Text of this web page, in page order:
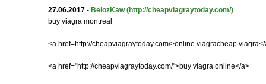
27.06.2017 - BelozKaw (http://cheapviagraytoday.com/)
buy viagra montreal
<a href=http://cheapviagraytoday.com/>online viagracheap
<a href="http://cheapviagraytoday.com/">buy viagra online</a>